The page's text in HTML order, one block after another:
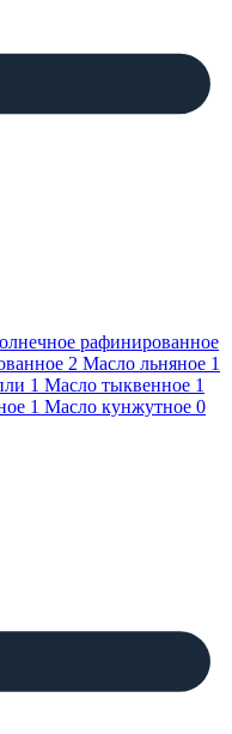
рафинированное
2 Масло льняное 1
1 Масло тыквенное 1
1 Масло кунжутное 0